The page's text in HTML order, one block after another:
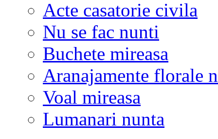
Acte casatorie civila
Nu se fac nunti
Buchete mireasa
Aranajamente florale
Voal mireasa
Lumanari nunta